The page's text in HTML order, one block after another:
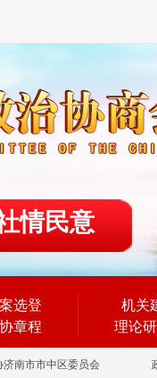
情民意
选登
章程
机关
理论
济南市市中区委员会